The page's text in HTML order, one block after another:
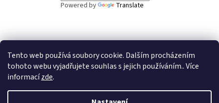
Tento web používá soubory cookie. Dalším procházením
tohoto webu vyjadřujete souhlas s jejich používáním.. Více
informacízde.
Powered by Translate
// Informační lišta
Vážení zákazníci, ve dnech 5.8. až 7.8. čerpáme
dovolenou. Objednávky v tomto období budou vyřízeny
po našem návratu. Děkujeme za pochopení.